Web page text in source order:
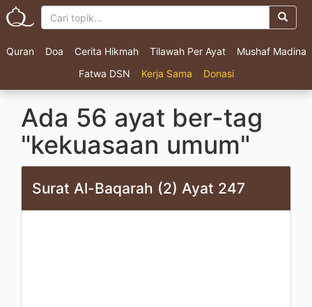
Quran Doa Cerita Hikmah Tilawah Per Ayat
Mushaf Madina
Fatwa DSN
Kerja Sama Donasi
Ada 56 ayat ber-tag
"kekuasaan umum"
Surat Al-Baqarah (2) Ayat 247